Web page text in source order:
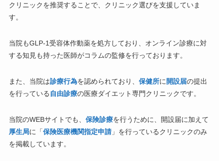
クリニックを推奨することで、クリニック選びを支援していま
す。
当院もGLP-1受容体作動薬を処方しており、オンライン診療に対
する知見も持った医師がコラムの監修を行っております。
また、当院は診療行為を認められており、 保健所に 開設届の提出
を行っている 自由診療の医療ダイエット専門クリニックです。
当院のWEBサイトでも、 保険診療を行うために、開設届に加えて
厚生局に「保険医療機関指定申請」を行っているクリニックのみ
を掲載しています。